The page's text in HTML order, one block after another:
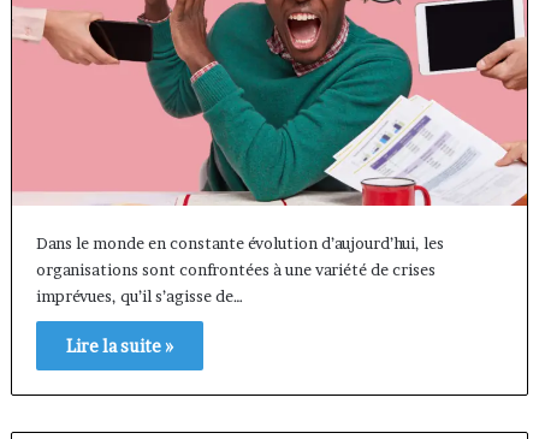
Dans le monde en constante évolution d’aujourd’hui, les
organisations sont confrontées à une variété de crises
imprévues, qu’il s’agisse de…
Lire la suite »